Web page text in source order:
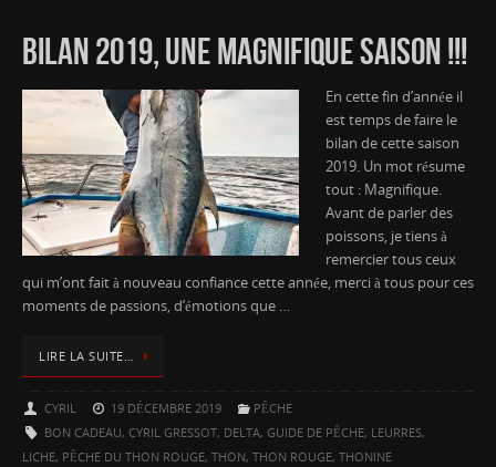
BILAN 2019, UNE MAGNIFIQUE SAISON !!!
En cette fin d’année il
est temps de faire le
bilan de cette saison
2019. Un mot résume
tout : Magnifique.
Avant de parler des
poissons, je tiens à
remercier tous ceux
qui m’ont fait à nouveau confiance cette année, merci à tous pour ces
moments de passions, d’émotions que …
LIRE LA SUITE…
CYRIL 19 DÉCEMBRE 2019
PÊCHE
BON CADEAU, CYRIL GRESSOT, DELTA, GUIDE DE PÊCHE, LEURRES,
LICHE, PÊCHE DU THON ROUGE, THON, THON ROUGE, THONINE